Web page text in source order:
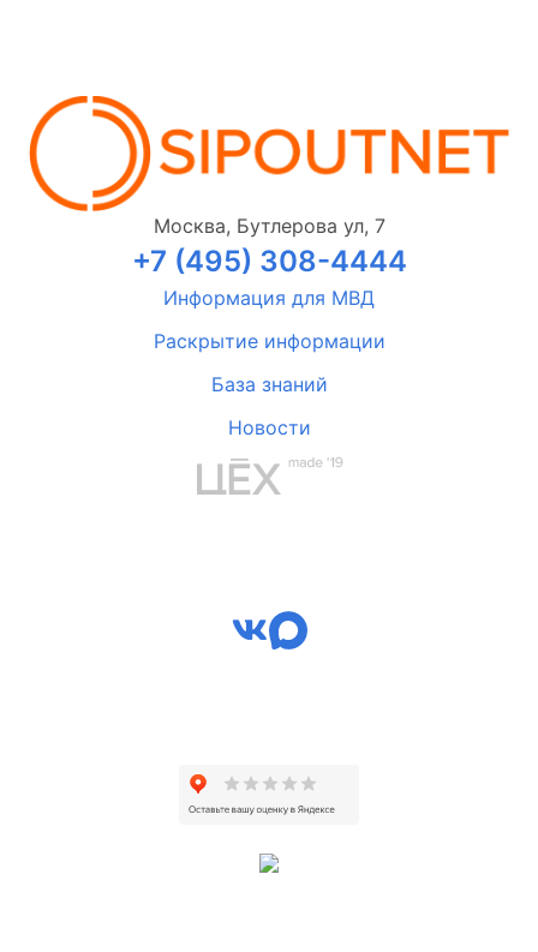
Москва, Бутлерова ул, 7
+7 (495) 308-4444
Информация для МВД
Раскрытие информации
База знаний
Новости